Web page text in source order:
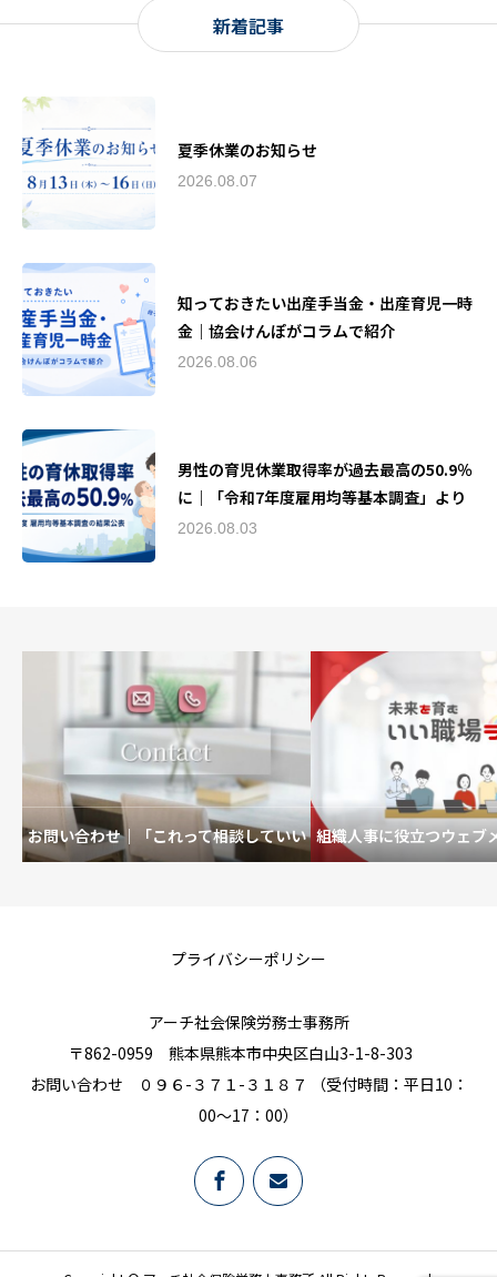
新着記事
夏季休業のお知らせ
2026.08.07
知っておきたい出産手当金・出産育児一時
金｜協会けんぽがコラムで紹介
2026.08.06
男性の育児休業取得率が過去最高の50.9％
に｜「令和7年度雇用均等基本調査」より
2026.08.03
お問い合わせ｜「これって相談していい 組織人事に役立つウェブ
プライバシーポリシー
アーチ社会保険労務士事務所
〒862-0959 熊本県熊本市中央区白山3-1-8-303
お問い合わせ ０９６-３７１-３１８７ （受付時間：平日10：
00～17：00）